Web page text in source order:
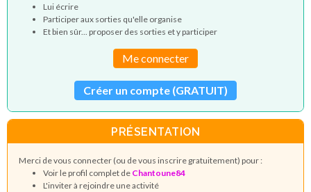
Lui écrire
Participer aux sorties qu'elle organise
Et bien sûr... proposer des sorties et y participer
Me connecter
Créer un compte (GRATUIT)
PRÉSENTATION
Merci de vous connecter (ou de vous inscrire gratuitement) pour :
Voir le profil complet de Chantoune84
L'inviter à rejoindre une activité